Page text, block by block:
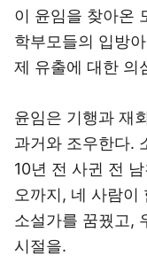
이 윤임을 찾아온
학부모들의 입방
제 유출에 대한 의
윤임은 기행과 재
과거와 조우한다.
10년 전 사귄 전
오까지, 네 사람이
소설가를 꿈꿨고,
시절을.